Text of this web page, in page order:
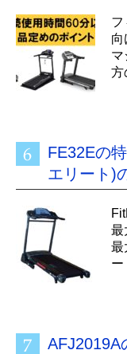
フ
向
方
FE32Eの
エリート)
最
最
ー
AFJ2019A